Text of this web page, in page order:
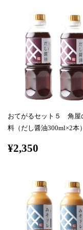
おてがるセット５ 角屋
料（だし醤油300ml×2本）
¥2,350